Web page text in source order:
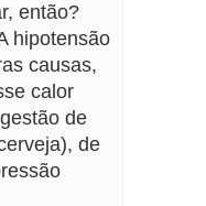
então?
hipotensão
causas,
calor
de
de